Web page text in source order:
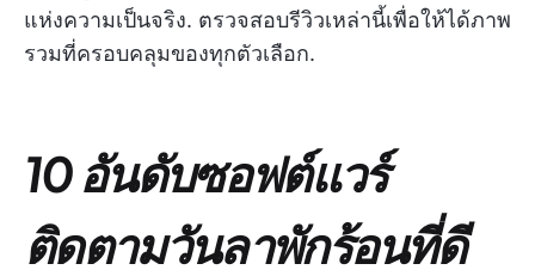
แห่งความเป็นจริง. ตรวจสอบรีวิวเหล่านี้เพื่อให้ได้ภาพ
รวมที่ครอบคลุมของทุกตัวเลือก.
10 อันดับซอฟต์แวร์
ติดตามวันลาพักร้อนที่ดี